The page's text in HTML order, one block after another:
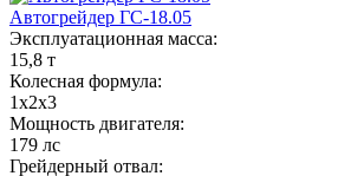
Автогрейдер ГС-18.05
Эксплуатационная масса:
15,8 т
Колесная формула:
1x2x3
Мощность двигателя:
179 лс
Грейдерный отвал: